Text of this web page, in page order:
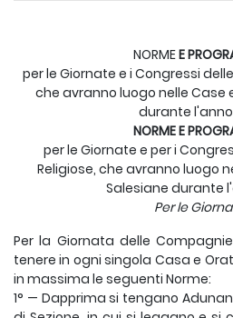
NORMEE
per le Giornate e i Congressi
che avranno luogo nelle Case
durante l'anno
NORME E
per le Giornate e per i
Religiose, che avranno luogo
Salesiane durante
Per le
Per la Giornata delle
tenere in ogni singola Casa e
in massima le seguenti Norme:
1° — Dapprima si tengano